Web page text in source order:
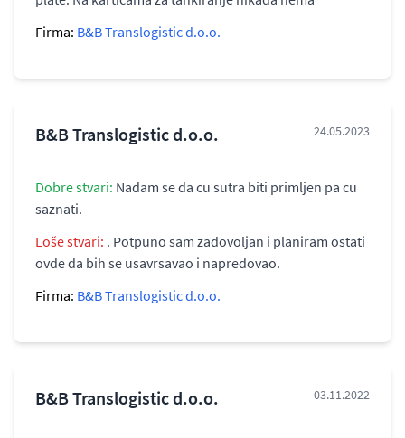
Firma: B&B Translogistic d.o.o.
B&B Translogistic d.o.o. 24.05.2023
Dobre stvari: Nadam se da cu sutra biti primljen pa cu
saznati.
Loše stvari: . Potpuno sam zadovoljan i planiram ostati
ovde da bih se usavrsavao i napredovao.
Firma: B&B Translogistic d.o.o.
B&B Translogistic d.o.o. 03.11.2022